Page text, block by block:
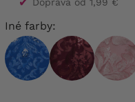
Iné farby: